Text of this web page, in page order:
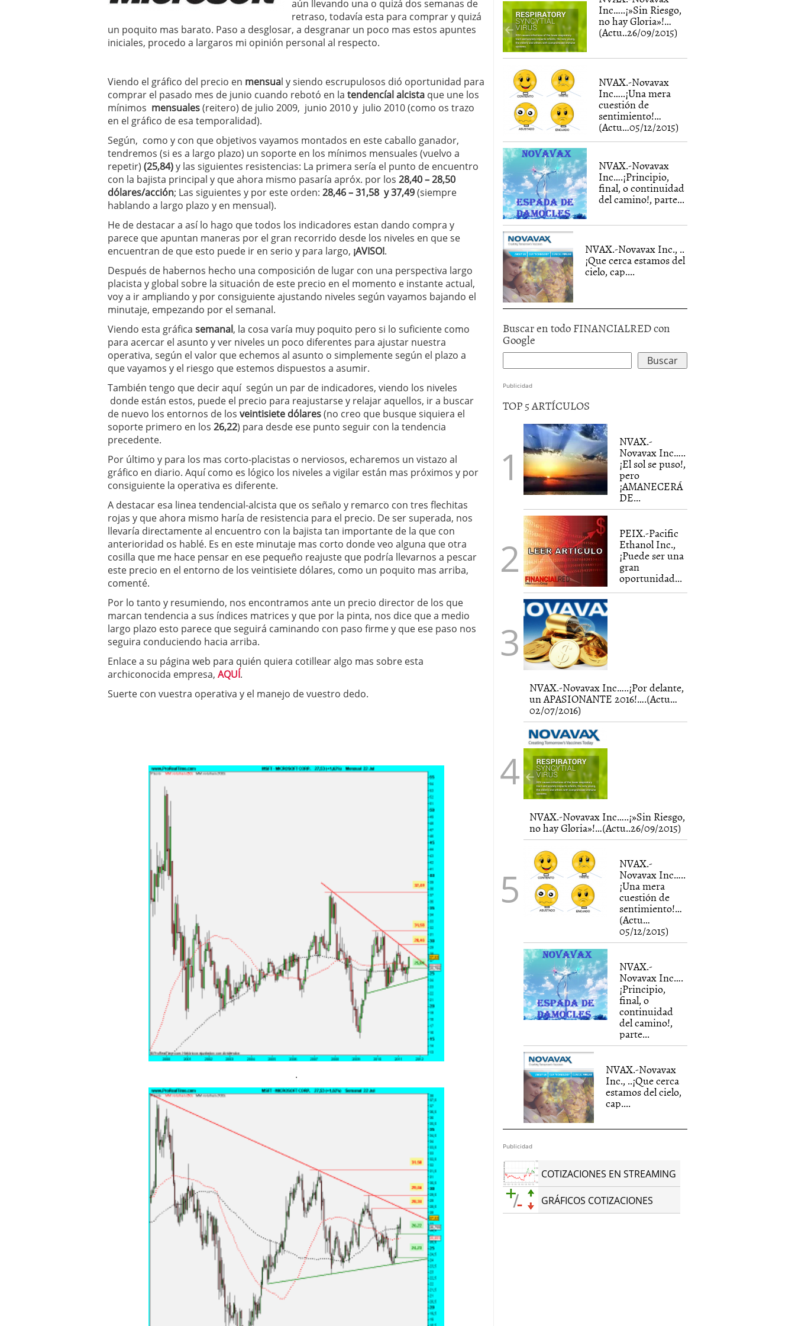
aún llevando una o quizá dos semanas de
retraso, todavía esta para comprar y quizá
un poquito mas barato. Paso a desglosar, a desgranar un poco mas estos apuntes
iniciales, procedo a largaros mi opinión personal al respecto.
Viendo el gráfico del precio en mensual y siendo escrupulosos dió oportunidad para
comprar el pasado mes de junio cuando rebotó en la tendencíal alcista que une los
mínimos mensuales(reitero) de julio 2009, junio 2010 y julio 2010 (como os trazo
en el gráfico de esa temporalidad).
Según, como y con que objetivos vayamos montados en este caballo ganador,
tendremos (si es a largo plazo) un soporte en los mínimos mensuales (vuelvo a
repetir) (25,84)y las siguientes resistencias: La primera sería el punto de encuentro
con la bajista principal y que ahora mismo pasaría apróx. por los 28,40 – 28,50
dólares/acción; Las siguientes y por este orden: 28,46 – 31,58 y 37,49(siempre
hablando a largo plazo y en mensual).
He de destacar a así lo hago que todos los indicadores estan dando compra y
parece que apuntan maneras por el gran recorrido desde los niveles en que se
encuentran de que esto puede ir en serio y para largo, ¡AVISO!.
Después de habernos hecho una composición de lugar con una perspectiva largo
placista y global sobre la situación de este precio en el momento e instante actual,
voy a ir ampliando y por consiguiente ajustando niveles según vayamos bajando el
minutaje, empezando por el semanal.
Viendo esta gráfica semanal, la cosa varía muy poquito pero si lo suficiente como
para acercar el asunto y ver niveles un poco diferentes para ajustar nuestra
operativa, según el valor que echemos al asunto o simplemente según el plazo a
que vayamos y el riesgo que estemos dispuestos a asumir.
También tengo que decir aquí según un par de indicadores, viendo los niveles
donde están estos, puede el precio para reajustarse y relajar aquellos, ir a buscar
de nuevo los entornos de los veintisiete dólares(no creo que busque siquiera el
soporte primero en los 26,22) para desde ese punto seguir con la tendencia
precedente.
Por último y para los mas corto-placistas o nerviosos, echaremos un vistazo al
gráfico en diario. Aquí como es lógico los niveles a vigilar están mas próximos y por
consiguiente la operativa es diferente.
A destacar esa linea tendencial-alcista que os señalo y remarco con tres flechitas
rojas y que ahora mismo haría de resistencia para el precio. De ser superada, nos
llevaría directamente al encuentro con la bajista tan importante de la que con
anterioridad os hablé. Es en este minutaje mas corto donde veo alguna que otra
cosilla que me hace pensar en ese pequeño reajuste que podría llevarnos a pescar
este precio en el entorno de los veintisiete dólares, como un poquito mas arriba,
comenté.
Por lo tanto y resumiendo, nos encontramos ante un precio director de los que
marcan tendencia a sus índices matrices y que por la pinta, nos dice que a medio
largo plazo esto parece que seguirá caminando con paso firme y que ese paso nos
seguira conduciendo hacia arriba.
Enlace a su página web para quién quiera cotillear algo mas sobre esta
archiconocida empresa, AQUÍ.
Suerte con vuestra operativa y el manejo de vuestro dedo.
.
Inc…..¡»Sin Riesgo,
no hay Gloria»!…
(Actu..26/09/2015)
NVAX.-Novavax
Inc…..¡Una mera
cuestión de
sentimiento!…
(Actu…05/12/2015)
NVAX.-Novavax
Inc….¡Principio,
final, o continuidad
del camino!, parte...
NVAX.-Novavax Inc., ..
¡Que cerca estamos del
cielo, cap....
Buscar en todo FINANCIALRED con
Google
Publicidad
TOP 5 ARTÍCULOS
NVAX.-
Novavax Inc…..
¡El sol se puso!,
pero
¡AMANECERÁ
DE...
PEIX.-Pacific
Ethanol Inc.,
¡Puede ser una
gran
oportunidad...
NVAX.-Novavax Inc…..¡Por delante,
un APASIONANTE 2016!….(Actu…
02/07/2016)
NVAX.-Novavax Inc…..¡»Sin Riesgo,
no hay Gloria»!…(Actu..26/09/2015)
NVAX.-
Novavax Inc…..
¡Una mera
cuestión de
sentimiento!…
(Actu…
05/12/2015)
NVAX.-
Novavax Inc….
¡Principio,
final, o
continuidad
del camino!,
parte...
NVAX.-Novavax
Inc., ..¡Que cerca
estamos del cielo,
cap....
Publicidad
COTIZACIONES EN STREAMING
GRÁFICOS COTIZACIONES